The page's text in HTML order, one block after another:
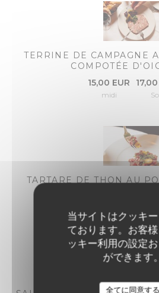
当サイトはクッキ
ております。お客
ッキー利用の設定
ができます。
全てに同意する
TERRINE DE CAMPAGNE
COMPOTÉE
15,00 EUR
midi
TARTARE DE THON AU